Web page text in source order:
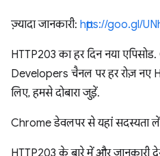
ज़्यादा जानकारी: https://goo.gl/
HTTP203 का हर दिन नया
Developers चैनल पर हर रोज़ नए
लिए, हमसे दोबारा जुड़ें.
Chrome डेवलपर से यहां सदस्यता
HTTP203 के बारे में और जानकारी